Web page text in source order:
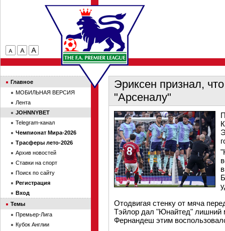
Эриксен признал,
"Арсеналу"
Отодвигая стенку от мяча
Тэйлор дал "Юнайтед" лишний
Фернандеш этим
Главное
МОБИЛЬНАЯ ВЕРСИЯ
Лента
JOHNNYBET
Telegram-канал
Чемпионат Мира-2026
Трасферы лето-2026
Архив новостей
Ставки на спорт
Поиск по сайту
Регистрация
Вход
Темы
Премьер-Лига
Кубок Англии